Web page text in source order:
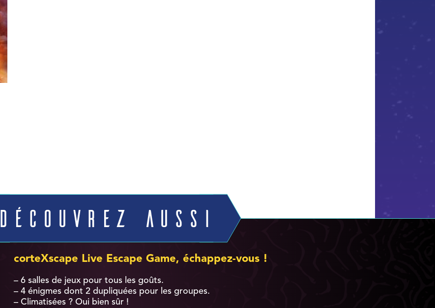
Découvrez aussi
corteXscape Live Escape Game, échappez-vous !
– 6 salles de jeux pour tous les goûts.
– 4 énigmes dont 2 dupliquées pour les groupes.
– Climatisées ? Oui bien sûr !